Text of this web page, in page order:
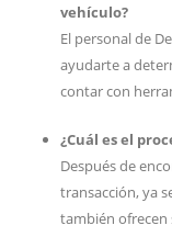
vehículo?
El personal de
ayudarte a
contar con
¿Cuál es el
Después de
transacción, ya
también ofrecen